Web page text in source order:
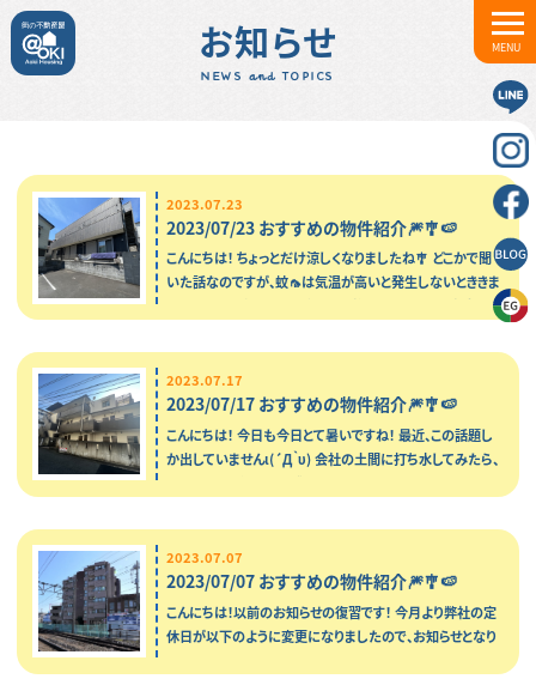
MENU
お知らせ
NEWS and TOPICS
2023.07.23
2023/07/23 おすすめの物件紹介🎆🎐🍉
こんにちは！ ちょっとだけ涼しくなりましたね🎐 どこかで聞
いた話なのですが、蚊🦟は気温が高いと発生しないとききま
した！ なので先週は蚊に刺されが無かったのですが、今週は
2023.07.17
2023/07/17 おすすめの物件紹介🎆🎐🍉
こんにちは！ 今日も今日とて暑いですね！ 最近、この話題し
か出していませんι(´Д｀υ) 会社の土間に打ち水してみたら、
2023.07.07
2023/07/07 おすすめの物件紹介🎆🎐🍉
こんにちは！以前のお知らせの復習です！ 今月より弊社の定
休日が以下のように変更になりましたので、お知らせとなり